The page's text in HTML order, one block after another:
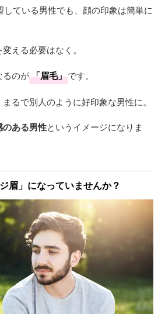
している男性でも、顔の印象は簡単に
える必要はなく。
るのが「眉毛」です。
るで別人のように好印象な男性に。
のある男性というイメージになりま
眉」になっていませんか？